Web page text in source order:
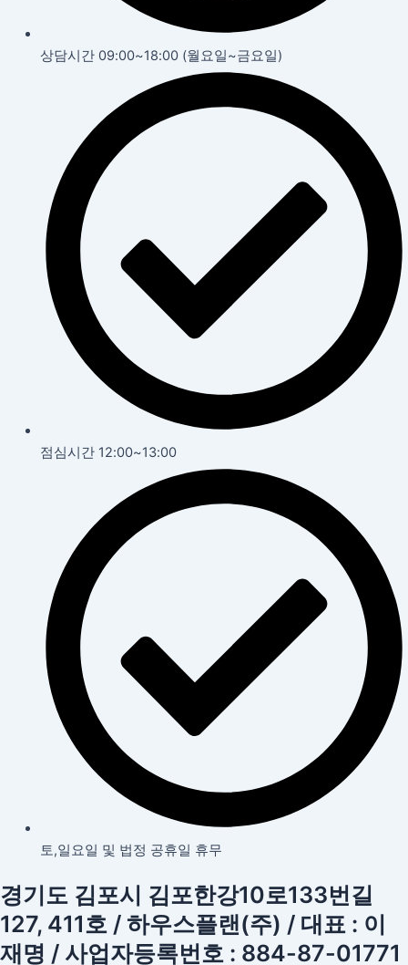
상담시간 09:00~18:00 (월요일~금요일)
점심시간 12:00~13:00
토,일요일 및 법정 공휴일 휴무
경기도 김포시 김포한강10로133번길
127, 411호 / 하우스플랜(주) / 대표 : 이
재명 / 사업자등록번호 : 884-87-01771